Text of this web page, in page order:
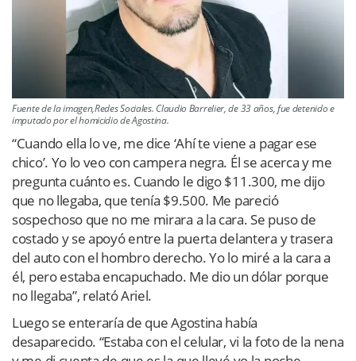
Fuente de la imagen,Redes Sociales. Claudio Barrelier, de 33 años, fue detenido e
imputado por el homicidio de Agostina.
“Cuando ella lo ve, me dice ‘Ahí te viene a pagar ese
chico’. Yo lo veo con campera negra. Él se acerca y me
pregunta cuánto es. Cuando le digo $11.300, me dijo
que no llegaba, que tenía $9.500. Me pareció
sospechoso que no me mirara a la cara. Se puso de
costado y se apoyó entre la puerta delantera y trasera
del auto con el hombro derecho. Yo lo miré a la cara a
él, pero estaba encapuchado. Me dio un dólar porque
no llegaba”, relató Ariel.
Luego se enteraría de que Agostina había
desaparecido. “Estaba con el celular, vi la foto de la nena